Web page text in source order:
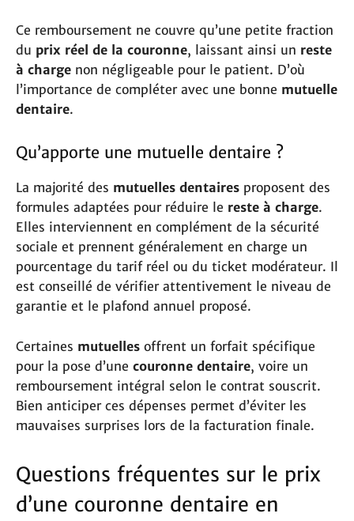
Ce remboursement ne couvre qu’une petite fraction
du prix réel de la couronne, laissant ainsi un reste
à charge non négligeable pour le patient. D’où
l’importance de compléter avec une bonne mutuelle
dentaire.
Qu’apporte une mutuelle dentaire ?
La majorité des mutuelles dentaires proposent des
formules adaptées pour réduire le reste à charge.
Elles interviennent en complément de la sécurité
sociale et prennent généralement en charge un
pourcentage du tarif réel ou du ticket modérateur. Il
est conseillé de vérifier attentivement le niveau de
garantie et le plafond annuel proposé.
Certaines mutuelles offrent un forfait spécifique
pour la pose d’une couronne dentaire, voire un
remboursement intégral selon le contrat souscrit.
Bien anticiper ces dépenses permet d’éviter les
mauvaises surprises lors de la facturation finale.
Questions fréquentes sur le prix
d’une couronne dentaire en